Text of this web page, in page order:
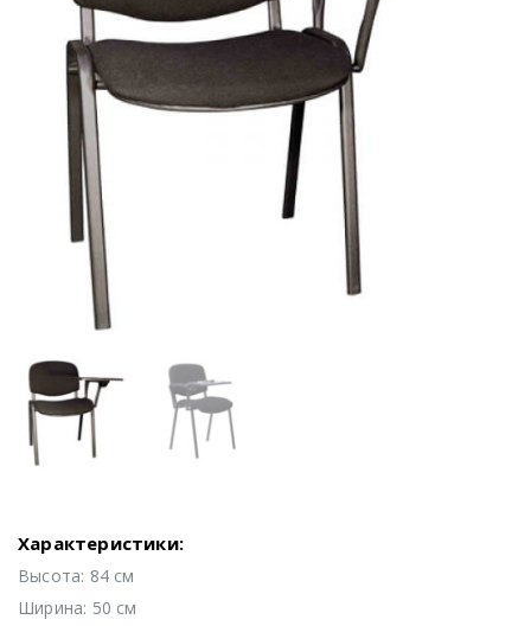
Характеристики:
Высота: 84 см
Ширина: 50 см